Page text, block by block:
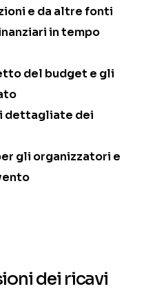
e da altre fonti
in tempo
del budget e gli
dettagliate dei
gli organizzatori e
dei ricavi